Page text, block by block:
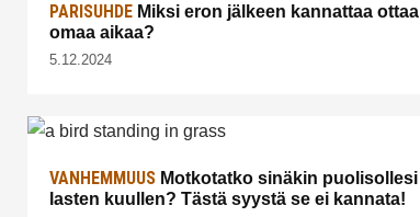
PARISUHDE Miksi eron jälkeen kannattaa ottaa
omaa aikaa?
5.12.2024
VANHEMMUUS Motkotatko sinäkin puolisollesi
lasten kuullen? Tästä syystä se ei kannata!